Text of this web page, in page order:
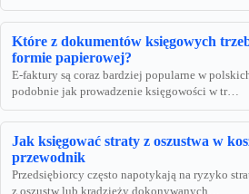
Które z dokumentów księgowych
formie papierowej?
E-faktury są coraz bardziej popularne w
podobnie jak prowadzenie księgowości w tr…
Jak księgować straty z oszustwa w
przewodnik
Przedsiębiorcy często napotykają na ryzyko
z oszustw lub kradzieży dokonywanych…